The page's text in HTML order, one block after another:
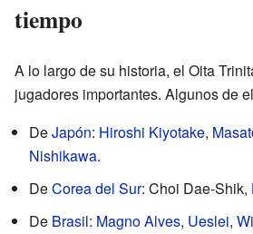
tiempo
A lo largo de su historia, el Oita
jugadores importantes. Algunos de
DeJapón: Hiroshi Kiyotake,
Nishikawa.
DeCorea del Sur: Choi Dae-Shik,
De Brasil: Magno Alves, Ueslei,